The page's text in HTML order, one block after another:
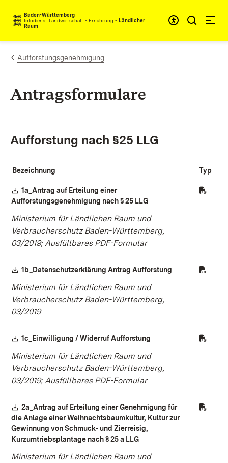
Zum Inhalt springen
Baden-Württemberg
Infodienst Landwirtschaft - Ernährung - Ländlicher
Raum
Aufforstungsgenehmigung
Antragsformulare
Aufforstung nach §25 LLG
Bezeichnung Typ
Download:
1a_Antrag auf Erteilung einer
Aufforstungsgenehmigung nach § 25 LLG
Ministerium für Ländlichen Raum und
Verbraucherschutz Baden-Württemberg,
03/2019; Ausfüllbares PDF-Formular
Download:
1b_Datenschutzerklärung Antrag Aufforstung (Öffnet in
Ministerium für Ländlichen Raum und
Verbraucherschutz Baden-Württemberg,
03/2019
Download:
1c_Einwilligung / Widerruf Aufforstung (Öffnet in neuem
Ministerium für Ländlichen Raum und
Verbraucherschutz Baden-Württemberg,
03/2019; Ausfüllbares PDF-Formular
Download:
2a_Antrag auf Erteilung einer Genehmigung für
die Anlage einer Weihnachtsbaumkultur, Kultur zur
Gewinnung von Schmuck- und Zierreisig,
Kurzumtriebsplantage nach § 25 a LLG
Ministerium für Ländlichen Raum und